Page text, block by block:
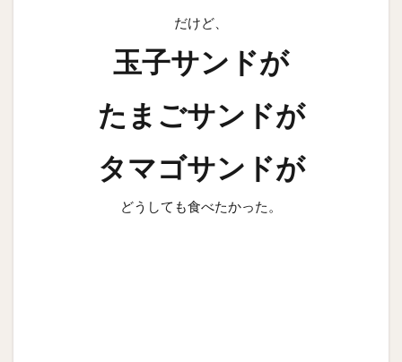
だけど、
玉子サンドが
たまごサンドが
タマゴサンドが
どうしても食べたかった。